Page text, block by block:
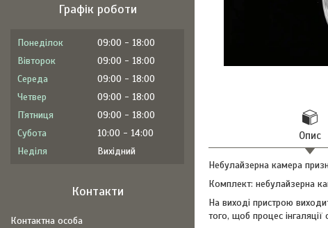
Опис
Небулайзерна камера
Комплект: небулайзерна
На виході пристрою
того, щоб процес
Графік роботи
Понеділок 09:00
18:00
Вівторок
09:00
18:00
Середа
09:00
18:00
Четвер
09:00
18:00
Пʼятниця
09:00
18:00
Субота
10:00
14:00
Неділя
Вихідний
Контакти